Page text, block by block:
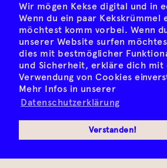
Wir mögen Kekse digital und in
Wenn du ein paar Kekskrümmel
möchtest komm vorbei. Wenn
unserer Website surfen
dies mit bestmöglicher
und Sicherheit, erkläre dich mit
Verwendung von Cookies
Mehr Infos in unserer
Datenschutzerklärung
Verstanden!